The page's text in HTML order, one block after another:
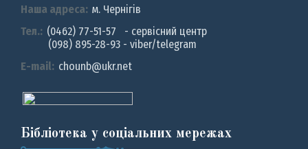
Наша адреса: м. Чернiгiв
Тел.: (0462) 77-51-57 - сервісний центр
(098) 895-28-93 - viber/telegram
E-mail: chounb@ukr.net
Бібліотека у соціальних мережах